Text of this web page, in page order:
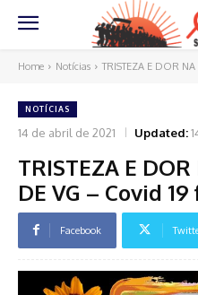
Home Notícias TRISTEZA E DOR
NOTÍCIAS
14 de abril de 2021 Updated:
TRISTEZA E
DE VG – Covid
Facebook